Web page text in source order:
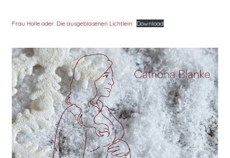
Frau Holle oder: Die ausgeblasenen Lichtlein Download